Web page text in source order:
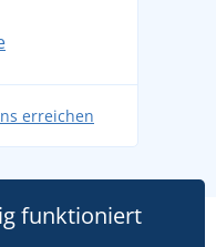
erreichen
funktioniert